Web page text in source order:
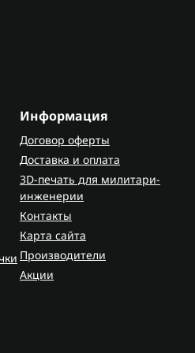
помехи на частотах
глушение сигналов
погодных и
нестабильное крепление
точность наведения и
для
Информация
Договор оферты
Доставка и оплата
3D-печать для милитари-
инженерии
Контакты
Карта сайта
Производители
Акции